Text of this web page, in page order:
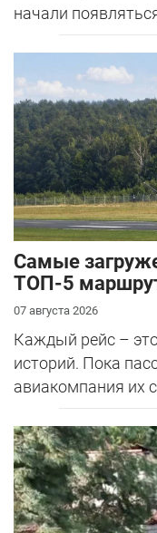
начали
Самые
ТОП-5
07 августа 2026
Каждый рейс –
историй. Пока
авиакомпания их